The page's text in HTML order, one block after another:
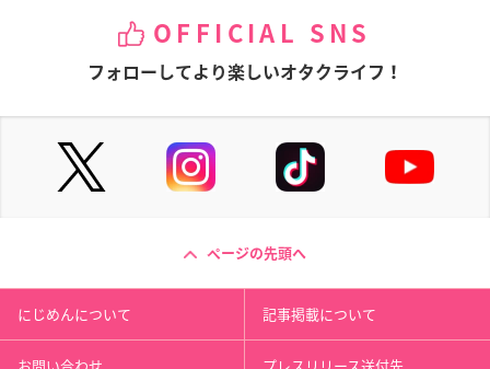
OFFICIAL SNS
フォローしてより楽しいオタクライフ！
ページの先頭へ
にじめんについて 記事掲載について